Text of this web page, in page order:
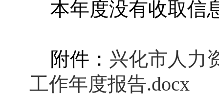
本年度没有收取信
附件： 兴化市人力
工作年度报告.docx